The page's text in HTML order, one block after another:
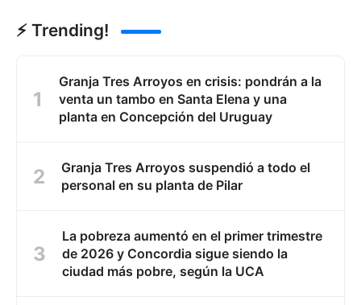
⚡ Trending!
Granja Tres Arroyos en crisis: pondrán a la
venta un tambo en Santa Elena y una
planta en Concepción del Uruguay
Granja Tres Arroyos suspendió a todo el
personal en su planta de Pilar
La pobreza aumentó en el primer trimestre
de 2026 y Concordia sigue siendo la
ciudad más pobre, según la UCA